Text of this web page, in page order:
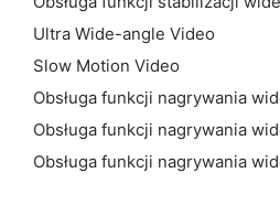
Ultra Wide-angle Video
Slow Motion Video
Obsługa funkcji nagrywania
Obsługa funkcji nagrywania
Obsługa funkcji nagrywania